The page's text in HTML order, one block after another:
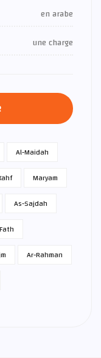
en arabe
une charge
Al-Maidah
Maryam
As-Sajdah
Ar-Rahman